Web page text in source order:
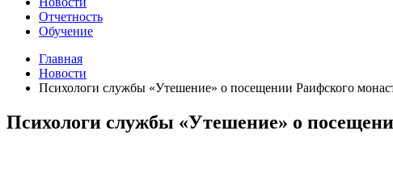
Отчетность
Обучение
Главная
Новости
Психологи службы «Утешение» о посещении Раифского
Психологи службы «Утешение» о